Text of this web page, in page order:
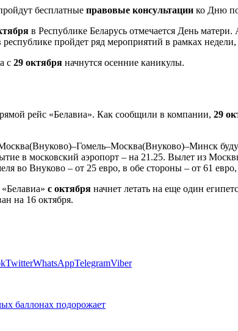
бесплатные правовые консультации ко Дню
в Республике Беларусь отмечается День
республике пройдет ряд мероприятий в рамках
с 29 октября начнутся осенние каникулы.
рейс «Белавиа». Как сообщили в компании, 29
в московский аэропорт – на 21.25. Вылет из
во Внуково – от 25 евро, в обе стороны – от 61
с октября начнет летать на еще один
на 16 октября.
TwitterWhatsAppTelegramViber
баллонах подорожает